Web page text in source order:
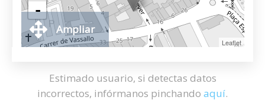
-
Leaflet
Ampliar
Estimado usuario, si detectas datos
incorrectos, infórmanos pinchando aquí.